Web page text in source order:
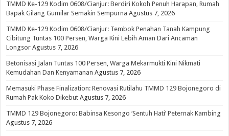
TMMD Ke-129 Kodim 0608/Cianjur: Berdiri Kokoh Penuh Harapan, Rumah
Bapak Gilang Gumilar Semakin Sempurna Agustus 7, 2026
TMMD Ke-129 Kodim 0608/Cianjur: Tembok Penahan Tanah Kampung
Cibitung Tuntas 100 Persen, Warga Kini Lebih Aman Dari Ancaman
Longsor Agustus 7, 2026
Betonisasi Jalan Tuntas 100 Persen, Warga Mekarmukti Kini Nikmati
Kemudahan Dan Kenyamanan Agustus 7, 2026
Memasuki Phase Finalization: Renovasi Rutilahu TMMD 129 Bojonegoro di
Rumah Pak Koko Dikebut Agustus 7, 2026
TMMD 129 Bojonegoro: Babinsa Kesongo ‘Sentuh Hati’ Peternak Kambing
Agustus 7, 2026